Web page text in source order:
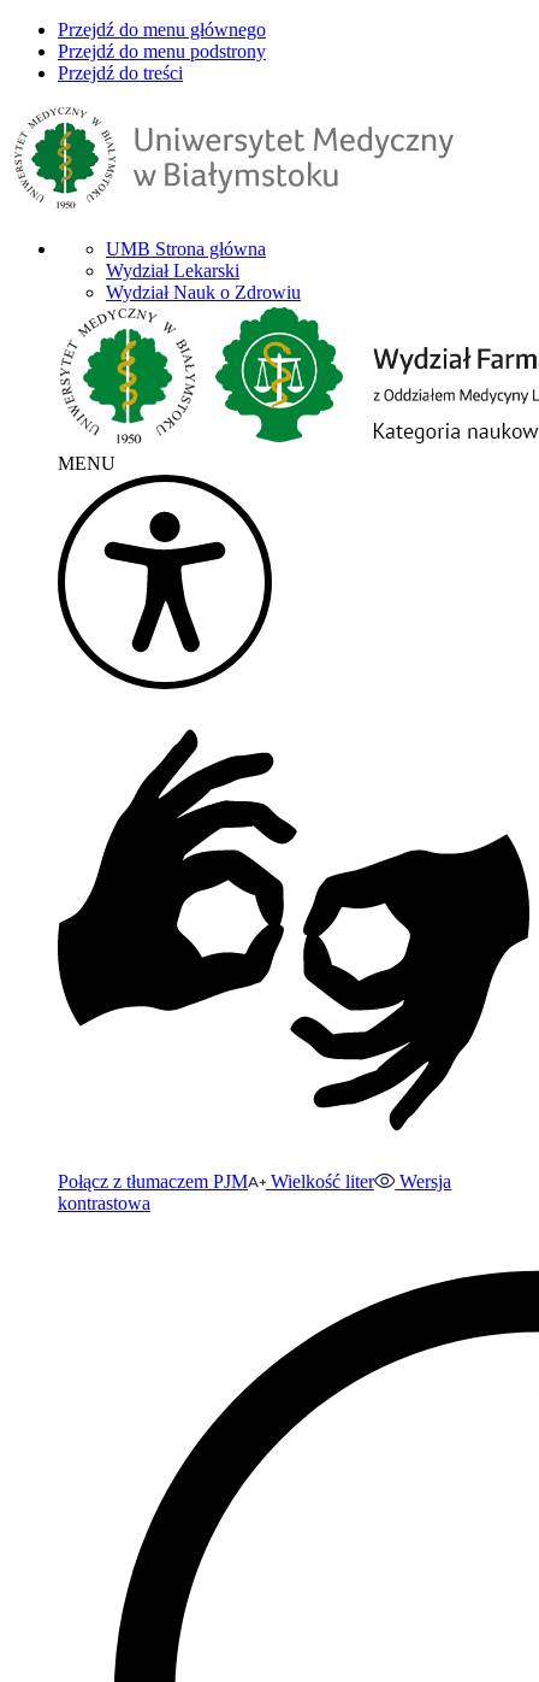
Przejdź do menu głównego
Przejdź do menu podstrony
Przejdź do treści
UMB Strona główna
Wydział Lekarski
Wydział Nauk o Zdrowiu
MENU
Połącz z tłumaczem PJM Wielkość liter
Wersja
kontrastowa